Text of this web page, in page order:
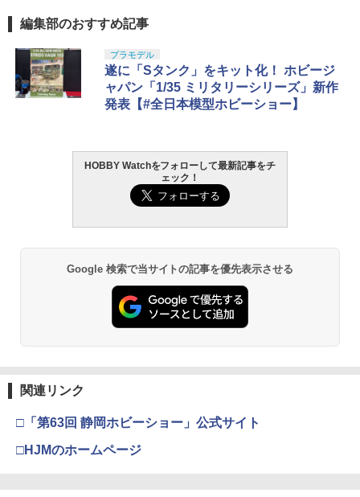
編集部のおすすめ記事
プラモデル
遂に「Sタンク」をキット化！ ホビージ
ャパン「1/35 ミリタリーシリーズ」新作
発表【#全日本模型ホビーショー】
HOBBY Watchをフォローして最新記事をチ
ェック！
Google 検索で当サイトの記事を優先表示させる
関連リンク
□「第63回 静岡ホビーショー」公式サイト
□HJMのホームページ